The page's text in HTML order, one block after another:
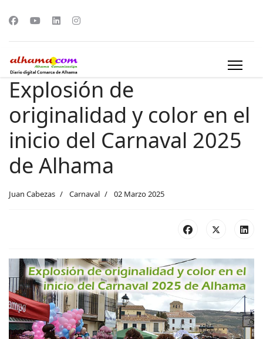
Explosión de
originalidad y color en el
inicio del Carnaval 2025
de Alhama
Juan Cabezas Carnaval 02 Marzo 2025